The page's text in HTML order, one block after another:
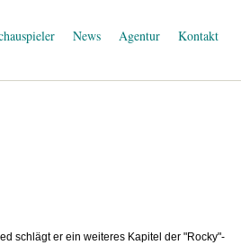
News Agentur Kontakt
schlägt er ein weiteres Kapitel der "Rocky"-